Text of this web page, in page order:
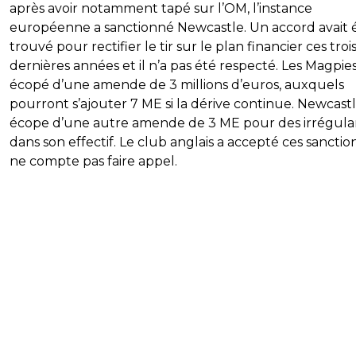
après avoir notamment tapé sur l’OM, l’instance
européenne a sanctionné Newcastle. Un accord avait
trouvé pour rectifier le tir sur le plan financier ces trois
dernières années et il n’a pas été respecté. Les
écopé d’une amende de 3 millions d’euros, auxquels
pourront s’ajouter 7 ME si la dérive continue.
écope d’une autre amende de 3 ME pour des
dans son effectif. Le club anglais a accepté ces
ne compte pas faire appel.